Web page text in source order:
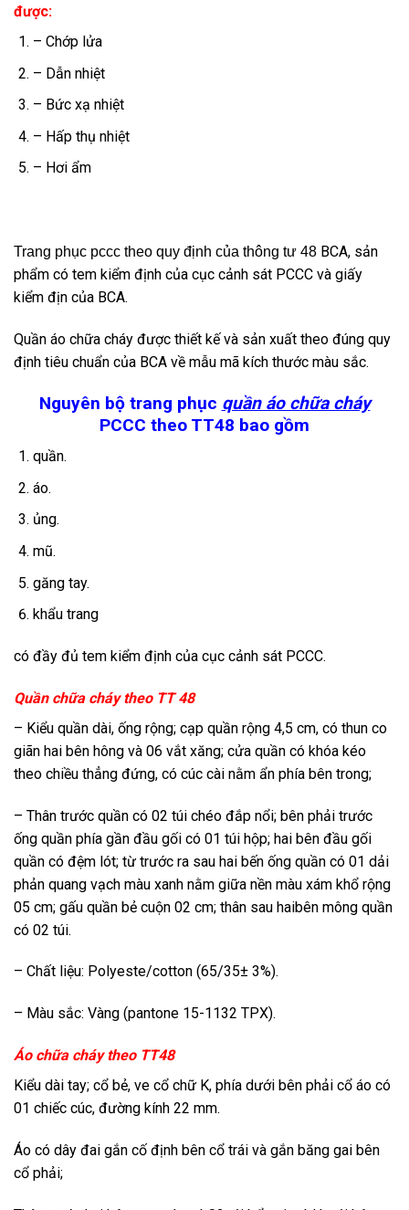
được:
– Chớp lửa
– Dẫn nhiệt
– Bức xạ nhiệt
– Hấp thụ nhiệt
– Hơi ẩm
Trang phục pccc theo quy định của thông tư 48 BCA, sản
phẩm có tem kiểm định của cục cảnh sát PCCC và giấy
kiểm địn của BCA.
Quần áo chữa cháy được thiết kế và sản xuất theo đúng quy
định tiêu chuẩn của BCA về mẫu mã kích thước màu sắc.
Nguyên bộ trang phục quần áo chữa cháy
PCCC theo TT48 bao gồm
quần.
áo.
ủng.
mũ.
găng tay.
khẩu trang
có đầy đủ tem kiểm định của cục cảnh sát PCCC.
Quần chữa cháy theo TT 48
– Kiểu quần dài, ống rộng; cạp quần rộng 4,5 cm, có thun co
giãn hai bên hông và 06 vắt xăng; cửa quần có khóa kéo
theo chiều thẳng đứng, có cúc cài nằm ẩn phía bên trong;
– Thân trước quần có 02 túi chéo đắp nổi; bên phải trước
ống quần phía gần đầu gối có 01 túi hộp; hai bên đầu gối
quần có đệm lót; từ trước ra sau hai bến ống quần có 01 dải
phản quang vạch màu xanh nằm giữa nền màu xám khổ rộng
05 cm; gấu quần bẻ cuộn 02 cm; thân sau haibên mông quần
có 02 túi.
– Chất liệu: Polyeste/cotton (65/35± 3%).
– Màu sắc: Vàng (pantone 15-1132 TPX).
Áo chữa cháy theo TT48
Kiểu dài tay; cổ bẻ, ve cổ chữ K, phía dưới bên phải cổ áo có
01 chiếc cúc, đường kính 22 mm.
Áo có dây đai gắn cố định bên cổ trái và gắn băng gai bên
cổ phải;